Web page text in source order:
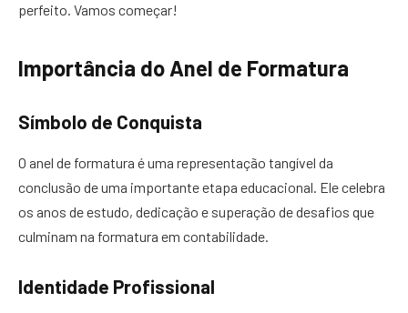
perfeito. Vamos começar!
Importância do Anel de Formatura
Símbolo de Conquista
O anel de formatura é uma representação tangível da
conclusão de uma importante etapa educacional. Ele celebra
os anos de estudo, dedicação e superação de desafios que
culminam na formatura em contabilidade.
Identidade Profissional